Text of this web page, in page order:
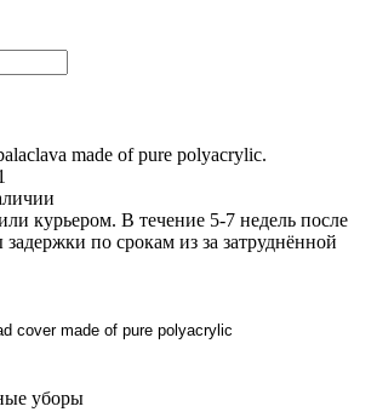
made of pure polyacrylic.
курьером. В течение 5-7 недель после
по срокам из за затруднённой
cover made of pure polyacrylic
уборы